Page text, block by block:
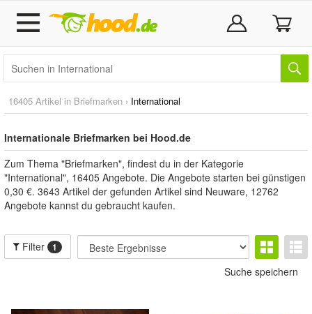
16405 Artikel in Briefmarken › International
Internationale Briefmarken bei Hood.de
Zum Thema "Briefmarken", findest du in der Kategorie
"International", 16405 Angebote. Die Angebote starten bei günstigen
0,30 €. 3643 Artikel der gefunden Artikel sind Neuware, 12762
Angebote kannst du gebraucht kaufen.
Filter 1
Suche speichern